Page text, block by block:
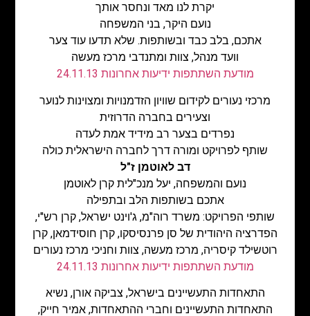
יקרת לנו מאד ונחסר אותך
נועם היקר, בני המשפחה
אתכם, בלב כבד ובשותפות. שלא תדעו עוד צער
וועד מנהל, צוות ומתנדבי מרכז מעשה
מודעת השתתפות ידיעות אחרונות 24.11.13
מרכזי נעורים לקידום שוויון הזדמנויות ומצוינות לנוער
וצעירים בחברה הדרוזית
נפרדים בצער רב מידיד אמת לעדה
שותף לפרויקט ומורה דרך לחברה הישראלית כולה
דב לאוטמן ז"ל
נועם והמשפחה, יעל מנכ"לית קרן לאוטמן
אתכם בשותפות הלב ובתפילה
שותפי הפרויקט: משרד רוה"מ, ג'וינט ישראל, קרן רש"י,
הפדרציה היהודית של סן פרנסיסקו, קרן חוסידמאן, קרן
רוטשילד קיסריה, מרכז מעשה, צוות וחניכי מרכז נעורים
מודעת השתתפות ידיעות אחרונות 24.11.13
התאחדות התעשיינים בישראל, צביקה אורן, נשיא
התאחדות התעשיינים וחברי ההתאחדות, אמיר חייק,